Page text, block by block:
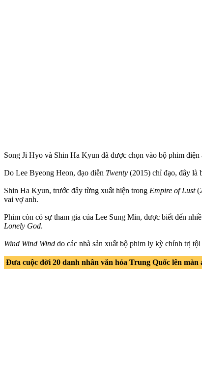
Song Ji Hyo và Shin Ha Kyun đã được chọn vào bộ phim điện
Do Lee Byeong Heon, đạo diễn Twenty (2015) chỉ đạo, đây là
Shin Ha Kyun, trước đây từng xuất hiện trong Empire of Lust
vai vợ anh.
Phim còn có sự tham gia của Lee Sung Min, được biết đến
Lonely God.
Wind Wind Wind do các nhà sản xuất bộ phim ly kỳ chính trị
Đưa cuộc đời 20 danh nhân văn hóa Trung Quốc lên màn